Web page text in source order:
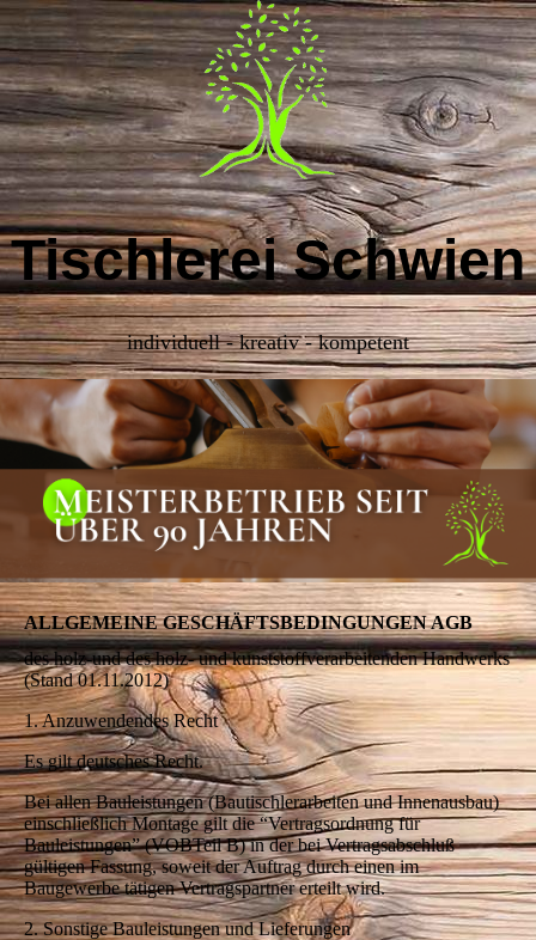
Tischlerei Schwien
individuell - kreativ - kompetent
ALLGEMEINE GESCHÄFTSBEDINGUNGEN AGB
des holz-und des holz- und kunststoffverarbeitenden Handwerks
(Stand 01.11.2012)
1. Anzuwendendes Recht
Es gilt deutsches Recht.
Bei allen Bauleistungen (Bautischlerarbeiten und Innenausbau)
einschließlich Montage gilt die “Vertragsordnung für
Bauleistungen” (VOBTeil B) in der bei Vertragsabschluß
gültigen Fassung, soweit der Auftrag durch einen im
Baugewerbe tätigen Vertragspartner erteilt wird.
2. Sonstige Bauleistungen und Lieferungen